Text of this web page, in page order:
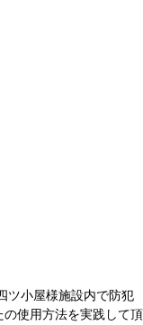
ツ小屋様施設内で防犯
使用方法を実践して頂